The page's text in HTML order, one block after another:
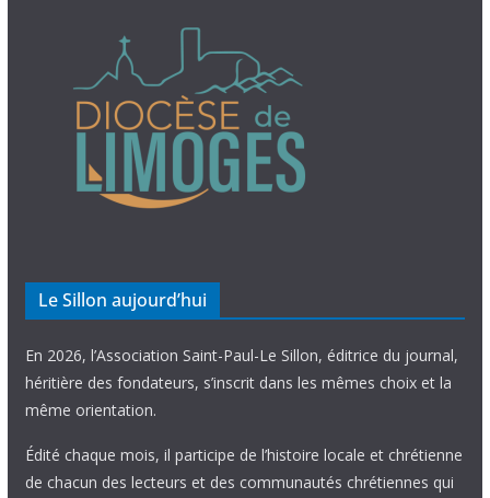
Le Sillon aujourd’hui
En 2026, l’Association Saint-Paul-Le Sillon, éditrice du journal,
héritière des fondateurs, s’inscrit dans les mêmes choix et la
même orientation.
Édité chaque mois, il participe de l’histoire locale et chrétienne
de chacun des lecteurs et des communautés chrétiennes qui